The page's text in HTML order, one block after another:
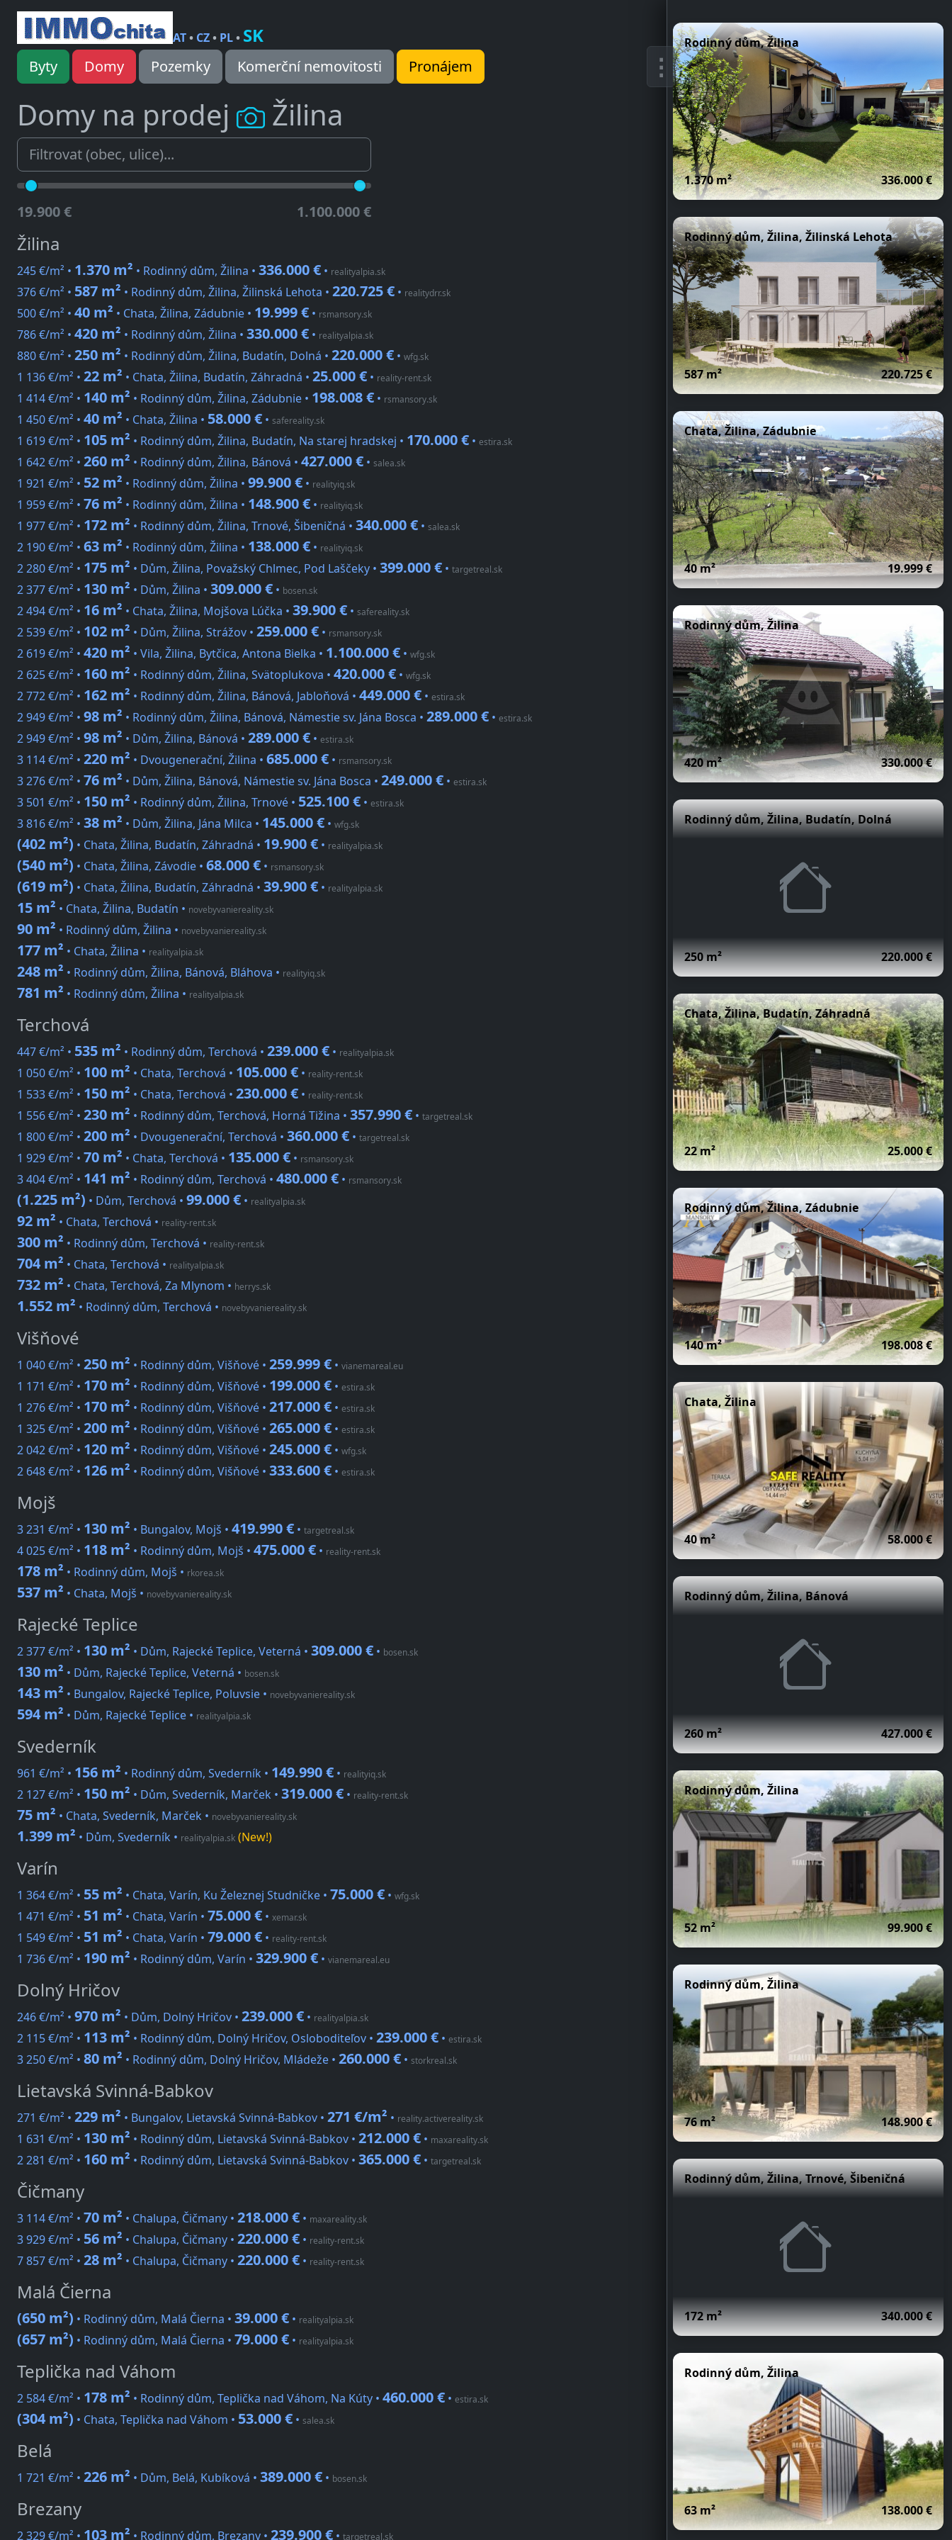
AT• CZ• PL• SK
Byty Domy Pozemky Komerční nemovitosti Pronájem
Domy na prodej Žilina
19.900 € 1.100.000 €
Žilina
245 €/m² • 1.370 m² • Rodinný dům, Žilina • 336.000 € • realityalpia.sk
376 €/m² • 587 m² • Rodinný dům, Žilina, Žilinská Lehota • 220.725 € • realitydrr.sk
500 €/m² • 40 m² • Chata, Žilina, Zádubnie • 19.999 € • rsmansory.sk
786 €/m² • 420 m² • Rodinný dům, Žilina • 330.000 € • realityalpia.sk
880 €/m² • 250 m² • Rodinný dům, Žilina, Budatín, Dolná • 220.000 € • wfg.sk
1 136 €/m² • 22 m² • Chata, Žilina, Budatín, Záhradná • 25.000 € • reality-rent.sk
1 414 €/m² • 140 m² • Rodinný dům, Žilina, Zádubnie • 198.008 € • rsmansory.sk
1 450 €/m² • 40 m² • Chata, Žilina • 58.000 € • safereality.sk
1 619 €/m² • 105 m² • Rodinný dům, Žilina, Budatín, Na starej hradskej • 170.000 € • estira.sk
1 642 €/m² • 260 m² • Rodinný dům, Žilina, Bánová • 427.000 € • salea.sk
1 921 €/m² • 52 m² • Rodinný dům, Žilina • 99.900 € • realityiq.sk
1 959 €/m² • 76 m² • Rodinný dům, Žilina • 148.900 € • realityiq.sk
1 977 €/m² • 172 m² • Rodinný dům, Žilina, Trnové, Šibeničná • 340.000 € • salea.sk
2 190 €/m² • 63 m² • Rodinný dům, Žilina • 138.000 € • realityiq.sk
2 280 €/m² • 175 m² • Dům, Žilina, Považský Chlmec, Pod Laščeky • 399.000 € • targetreal.sk
2 377 €/m² • 130 m² • Dům, Žilina • 309.000 € • bosen.sk
2 494 €/m² • 16 m² • Chata, Žilina, Mojšova Lúčka • 39.900 € • safereality.sk
2 539 €/m² • 102 m² • Dům, Žilina, Strážov • 259.000 € • rsmansory.sk
2 619 €/m² • 420 m² • Vila, Žilina, Bytčica, Antona Bielka • 1.100.000 € • wfg.sk
2 625 €/m² • 160 m² • Rodinný dům, Žilina, Svätoplukova • 420.000 € • wfg.sk
2 772 €/m² • 162 m² • Rodinný dům, Žilina, Bánová, Jabloňová • 449.000 € • estira.sk
2 949 €/m² • 98 m² • Rodinný dům, Žilina, Bánová, Námestie sv. Jána Bosca • 289.000 € • estira.sk
2 949 €/m² • 98 m² • Dům, Žilina, Bánová • 289.000 € • estira.sk
3 114 €/m² • 220 m² • Dvougenerační, Žilina • 685.000 € • rsmansory.sk
3 276 €/m² • 76 m² • Dům, Žilina, Bánová, Námestie sv. Jána Bosca • 249.000 € • estira.sk
3 501 €/m² • 150 m² • Rodinný dům, Žilina, Trnové • 525.100 € • estira.sk
3 816 €/m² • 38 m² • Dům, Žilina, Jána Milca • 145.000 € • wfg.sk
(402 m²) • Chata, Žilina, Budatín, Záhradná • 19.900 € • realityalpia.sk
(540 m²) • Chata, Žilina, Závodie • 68.000 € • rsmansory.sk
(619 m²) • Chata, Žilina, Budatín, Záhradná • 39.900 € • realityalpia.sk
15 m² • Chata, Žilina, Budatín • novebyvaniereality.sk
90 m² • Rodinný dům, Žilina • novebyvaniereality.sk
177 m² • Chata, Žilina • realityalpia.sk
248 m² • Rodinný dům, Žilina, Bánová, Bláhova • realityiq.sk
781 m² • Rodinný dům, Žilina • realityalpia.sk
Terchová
447 €/m² • 535 m² • Rodinný dům, Terchová • 239.000 € • realityalpia.sk
1 050 €/m² • 100 m² • Chata, Terchová • 105.000 € • reality-rent.sk
1 533 €/m² • 150 m² • Chata, Terchová • 230.000 € • reality-rent.sk
1 556 €/m² • 230 m² • Rodinný dům, Terchová, Horná Tižina • 357.990 € • targetreal.sk
1 800 €/m² • 200 m² • Dvougenerační, Terchová • 360.000 € • targetreal.sk
1 929 €/m² • 70 m² • Chata, Terchová • 135.000 € • rsmansory.sk
3 404 €/m² • 141 m² • Rodinný dům, Terchová • 480.000 € • rsmansory.sk
(1.225 m²) • Dům, Terchová • 99.000 € • realityalpia.sk
92 m² • Chata, Terchová • reality-rent.sk
300 m² • Rodinný dům, Terchová • reality-rent.sk
704 m² • Chata, Terchová • realityalpia.sk
732 m² • Chata, Terchová, Za Mlynom • herrys.sk
1.552 m² • Rodinný dům, Terchová • novebyvaniereality.sk
Višňové
1 040 €/m² • 250 m² • Rodinný dům, Višňové • 259.999 € • vianemareal.eu
1 171 €/m² • 170 m² • Rodinný dům, Višňové • 199.000 € • estira.sk
1 276 €/m² • 170 m² • Rodinný dům, Višňové • 217.000 € • estira.sk
1 325 €/m² • 200 m² • Rodinný dům, Višňové • 265.000 € • estira.sk
2 042 €/m² • 120 m² • Rodinný dům, Višňové • 245.000 € • wfg.sk
2 648 €/m² • 126 m² • Rodinný dům, Višňové • 333.600 € • estira.sk
Mojš
3 231 €/m² • 130 m² • Bungalov, Mojš • 419.990 € • targetreal.sk
4 025 €/m² • 118 m² • Rodinný dům, Mojš • 475.000 € • reality-rent.sk
178 m² • Rodinný dům, Mojš • rkorea.sk
537 m² • Chata, Mojš • novebyvaniereality.sk
Rajecké Teplice
2 377 €/m² • 130 m² • Dům, Rajecké Teplice, Veterná • 309.000 € • bosen.sk
130 m² • Dům, Rajecké Teplice, Veterná • bosen.sk
143 m² • Bungalov, Rajecké Teplice, Poluvsie • novebyvaniereality.sk
594 m² • Dům, Rajecké Teplice • realityalpia.sk
Svederník
961 €/m² • 156 m² • Rodinný dům, Svederník • 149.990 € • realityiq.sk
2 127 €/m² • 150 m² • Dům, Svederník, Marček • 319.000 € • reality-rent.sk
75 m² • Chata, Svederník, Marček • novebyvaniereality.sk
1.399 m² • Dům, Svederník • realityalpia.sk (New!)
Varín
1 364 €/m² • 55 m² • Chata, Varín, Ku Železnej Studničke • 75.000 € • wfg.sk
1 471 €/m² • 51 m² • Chata, Varín • 75.000 € • xemar.sk
1 549 €/m² • 51 m² • Chata, Varín • 79.000 € • reality-rent.sk
1 736 €/m² • 190 m² • Rodinný dům, Varín • 329.900 € • vianemareal.eu
Dolný Hričov
246 €/m² • 970 m² • Dům, Dolný Hričov • 239.000 € • realityalpia.sk
2 115 €/m² • 113 m² • Rodinný dům, Dolný Hričov, Osloboditeľov • 239.000 € • estira.sk
3 250 €/m² • 80 m² • Rodinný dům, Dolný Hričov, Mládeže • 260.000 € • storkreal.sk
Lietavská Svinná-Babkov
271 €/m² • 229 m² • Bungalov, Lietavská Svinná-Babkov • 271 €/m² • reality.activereality.sk
1 631 €/m² • 130 m² • Rodinný dům, Lietavská Svinná-Babkov • 212.000 € • maxareality.sk
2 281 €/m² • 160 m² • Rodinný dům, Lietavská Svinná-Babkov • 365.000 € • targetreal.sk
Čičmany
3 114 €/m² • 70 m² • Chalupa, Čičmany • 218.000 € • maxareality.sk
3 929 €/m² • 56 m² • Chalupa, Čičmany • 220.000 € • reality-rent.sk
7 857 €/m² • 28 m² • Chalupa, Čičmany • 220.000 € • reality-rent.sk
Malá Čierna
(650 m²) • Rodinný dům, Malá Čierna • 39.000 € • realityalpia.sk
(657 m²) • Rodinný dům, Malá Čierna • 79.000 € • realityalpia.sk
Teplička nad Váhom
2 584 €/m² • 178 m² • Rodinný dům, Teplička nad Váhom, Na Kúty • 460.000 € • estira.sk
(304 m²) • Chata, Teplička nad Váhom • 53.000 € • salea.sk
Belá
1 721 €/m² • 226 m² • Dům, Belá, Kubíková • 389.000 € • bosen.sk
Brezany
2 329 €/m² • 103 m² • Rodinný dům, Brezany • 239.900 € • targetreal.sk